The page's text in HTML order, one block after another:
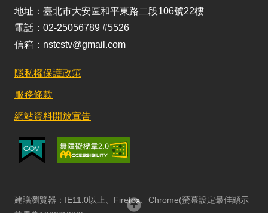
地址：臺北市大安區和平東路二段106號22樓
電話：02-25056789 #5526
信箱：nstcstv@gmail.com
隱私權保護政策
服務條款
網站資料開放宣告
建議瀏覽器：IE11.0以上、Firefox、Chrome(螢幕設定最佳顯示
回頂部